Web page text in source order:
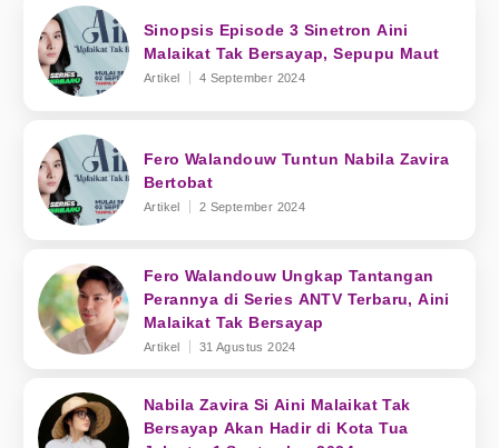
Sinopsis Episode 3 Sinetron Aini
Malaikat Tak Bersayap, Sepupu Maut
Artikel 4 September 2024
Fero Walandouw Tuntun Nabila Zavira
Bertobat
Artikel 2 September 2024
Fero Walandouw Ungkap Tantangan
Perannya di Series ANTV Terbaru, Aini
Malaikat Tak Bersayap
Artikel 31 Agustus 2024
Nabila Zavira Si Aini Malaikat Tak
Bersayap Akan Hadir di Kota Tua